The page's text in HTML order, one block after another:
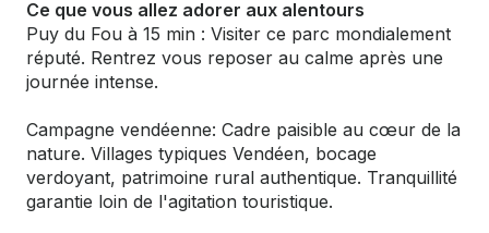
Ce que vous allez adorer aux alentours
Puy du Fou à 15 min : Visiter ce parc mondialement
réputé. Rentrez vous reposer au calme après une
journée intense.
Campagne vendéenne: Cadre paisible au cœur de la
nature. Villages typiques Vendéen, bocage
verdoyant, patrimoine rural authentique. Tranquillité
garantie loin de l'agitation touristique.